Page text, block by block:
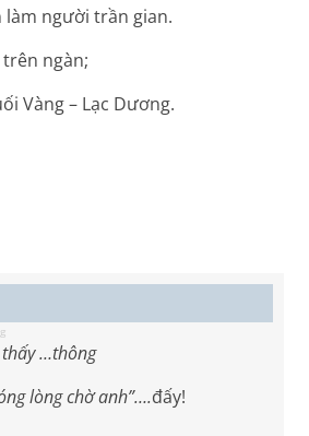
làm người trần gian.
ngàn;
Vàng – Lạc Dương.
thấy …thông
lòng chờ anh”….đấy!